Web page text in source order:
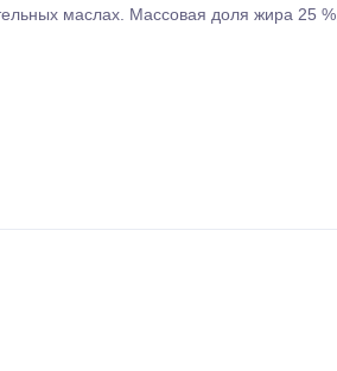
маслах. Массовая доля жира 25 %,